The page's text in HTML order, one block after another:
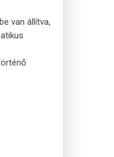
van állítva,